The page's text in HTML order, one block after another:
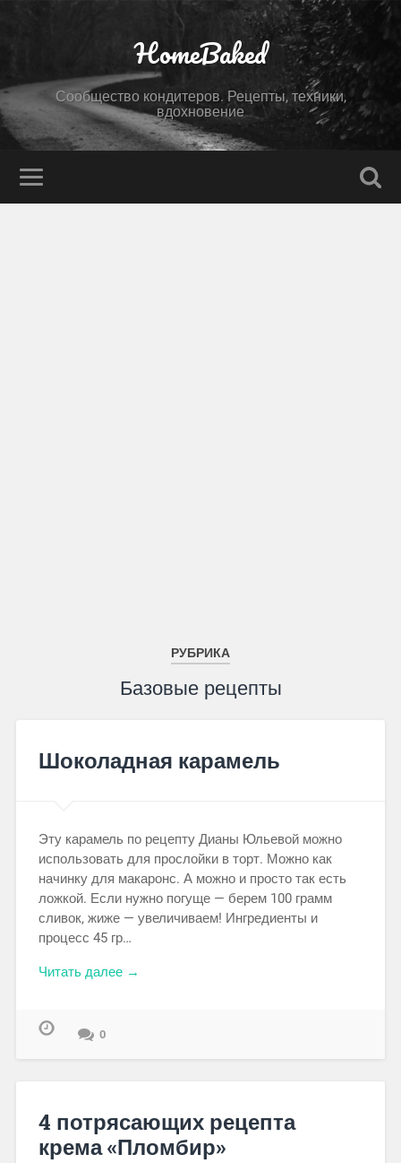
HomeBaked
Сообщество кондитеров. Рецепты, техники,
вдохновение
РУБРИКА
Базовые рецепты
Шоколадная карамель
Эту карамель по рецепту Дианы Юльевой можно
использовать для прослойки в торт. Можно как
начинку для макаронс. А можно и просто так есть
ложкой. Если нужно погуще — берем 100 грамм
сливок, жиже — увеличиваем! Ингредиенты и
процесс 45 гр…
Читать далее →
0
4 потрясающих рецепта
крема «Пломбир»